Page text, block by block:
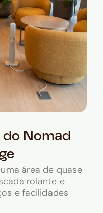
Nomad
área de quase
rolante e
e facilidades